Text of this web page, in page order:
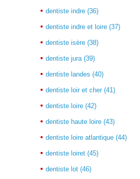
dentiste indre (36)
dentiste indre et loire (37)
dentiste isère (38)
dentiste jura (39)
dentiste landes (40)
dentiste loir et cher (41)
dentiste loire (42)
dentiste haute loire (43)
dentiste loire atlantique (44)
dentiste loiret (45)
dentiste lot (46)